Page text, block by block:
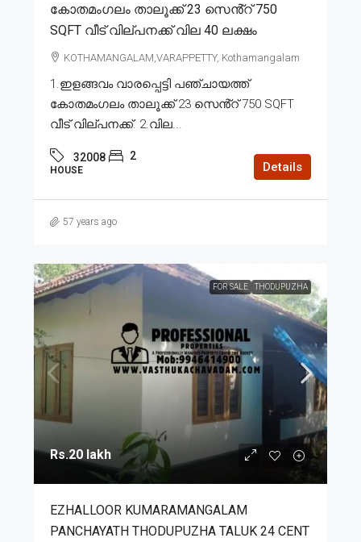
കോതമംഗലം താലൂക്ക് 23 സെൻ്റ് 750
SQFT വീട് വില്പനക്ക് വില 40 ലക്ഷം
KOTHAMANGALAM,VARAPPETTY, Kothamangalam
1.ഇളങ്ങവം വാരപ്പെട്ടി പഞ്ചായത്ത്
കോതമംഗലം താലൂക്ക് 23 സെൻ്റ് 750 SQFT
വീട് വില്പനക്ക്. 2.വില...
32008 2
HOUSE Details
57 years ago
FOR SALE THODUPUZHA
Rs.20 lakh
EZHALLOOR KUMARAMANGALAM
PANCHAYATH THODUPUZHA TALUK 24 CENT